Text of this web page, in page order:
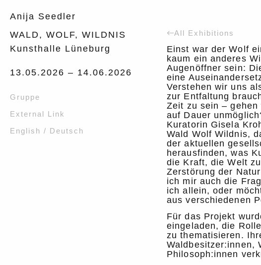
Anija Seedler
WALD, WOLF, WILDNIS
Kunsthalle Lüneburg
13.05.2026 – 14.06.2026
Gruppe
External Link
English / Deutsch
All Exhibitions
Einst war der Wolf
kaum ein anderes
Augenöffner sein:
eine
Verstehen wir uns
zur Entfaltung
Zeit zu sein –
auf Dauer
Kuratorin Gisela
Wald Wolf Wildnis,
der aktuellen
herausfinden, was
die Kraft, die Welt
Zerstörung der
ich mir auch die
ich allein, oder
aus verschiedenen
Für das Projekt
eingeladen, die
zu thematisieren.
Waldbesitzer:innen,
Philosoph:innen